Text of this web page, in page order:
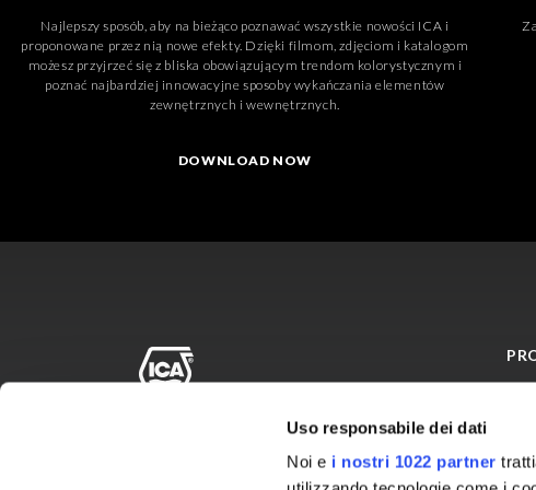
Uso responsabile dei dati
Noi e i nostri 1022 partner
Najlepszy sposób, aby na bieżąco poznawać wszystkie nowości ICA i
proponowane przez nią nowe efekty. Dzięki filmom, zdjęciom i katalogom
możesz przyjrzeć się z bliska obowiązującym trendom kolorystycznym i
poznać najbardziej innowacyjne sposoby wykańczania elementów
zewnętrznych i wewnętrznych.
DOWNLOAD NOW